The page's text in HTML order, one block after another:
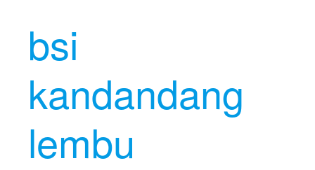
bsi
kandandang
lembu